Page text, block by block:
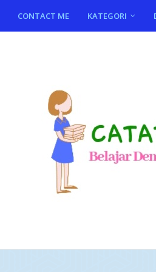
CONTACT ME KATEGORI